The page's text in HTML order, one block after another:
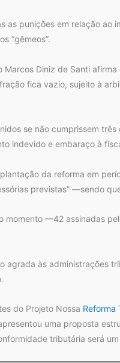
as punições em relação
“gêmeos”.
Marcos Diniz de Santi
fica vazio, sujeito à
se não cumprissem
indevido e embaraço à
da reforma em
previstas” —sendo
momento —42 assinadas
agrada às administrações
do Projeto Nossa Reforma
uma proposta
tributária será